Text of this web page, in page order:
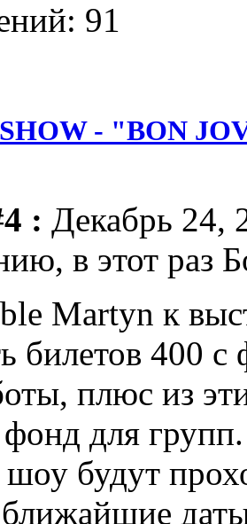
91
- "BON
: Декабрь 24,
в этот раз
Martyn к
билетов 400 с
плюс из
для групп.
шоу будут